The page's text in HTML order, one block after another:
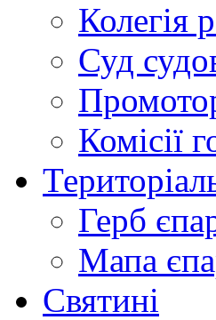
Колегія
Суд
Комісії
Герб
Мапа
Святині